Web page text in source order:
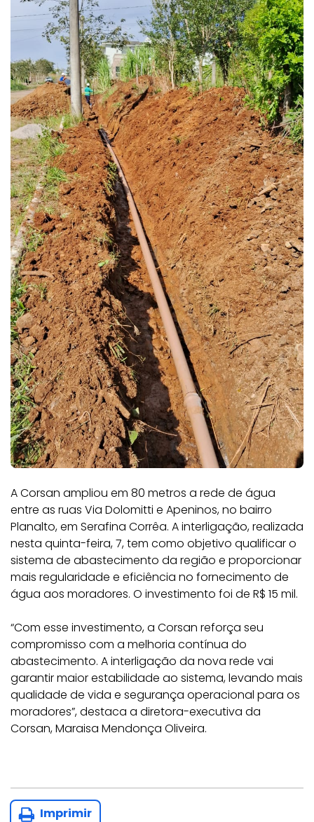
A Corsan ampliou em 80 metros a rede de água
entre as ruas Via Dolomitti e Apeninos, no bairro
Planalto, em Serafina Corrêa. A interligação, realizada
nesta quinta-feira, 7, tem como objetivo qualificar o
sistema de abastecimento da região e proporcionar
mais regularidade e eficiência no fornecimento de
água aos moradores. O investimento foi de R$ 15 mil.
“Com esse investimento, a Corsan reforça seu
compromisso com a melhoria contínua do
abastecimento. A interligação da nova rede vai
garantir maior estabilidade ao sistema, levando mais
qualidade de vida e segurança operacional para os
moradores”, destaca a diretora-executiva da
Corsan, Maraisa Mendonça Oliveira.
Imprimir